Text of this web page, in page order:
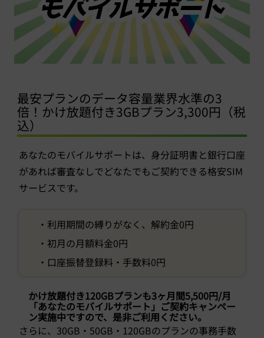
最安プランのデータ容量業界水準の3
倍！かけ放題付き3GBプラン3,300円（税
込）
あなたのモバイルサポートは、身分証明書と銀行口座
があれば審査なしでどなたでもご契約できる格安SIM
サービスです。
・利用期間の縛りがなく、解約金0円
・初月の月額料金0円
・口座振替登録料・手数料0円
かけ放題付き120GBプランも3ヶ月間5,500円/月
「あなたのモバイルサポート」ご契約キャンペー
ン実施中ですので、是非ご利用ください。
さらに、30GB・50GB・120GBのプランの事務手数